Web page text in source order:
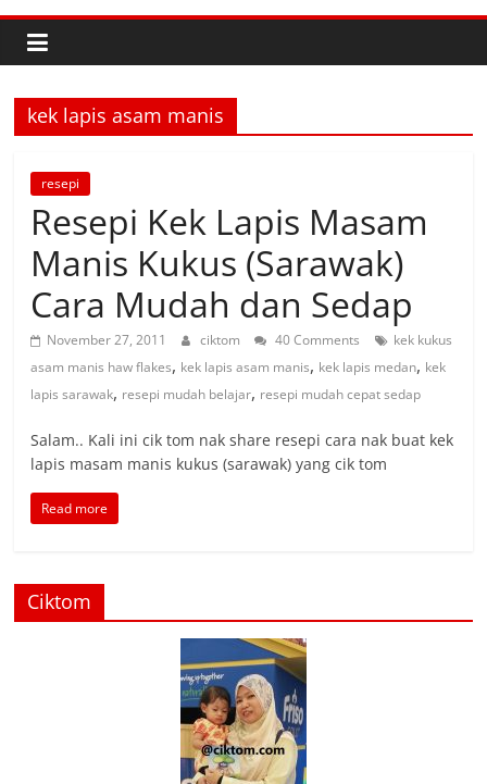
kek lapis asam manis
resepi
Resepi Kek Lapis Masam
Manis Kukus (Sarawak)
Cara Mudah dan Sedap
November 27, 2011 ciktom 40 Comments
kek kukus
asam manis haw flakes, kek lapis asam manis, kek lapis medan, kek
lapis sarawak, resepi mudah belajar, resepi mudah cepat sedap
Salam.. Kali ini cik tom nak share resepi cara nak buat kek
lapis masam manis kukus (sarawak) yang cik tom
Read more
Ciktom